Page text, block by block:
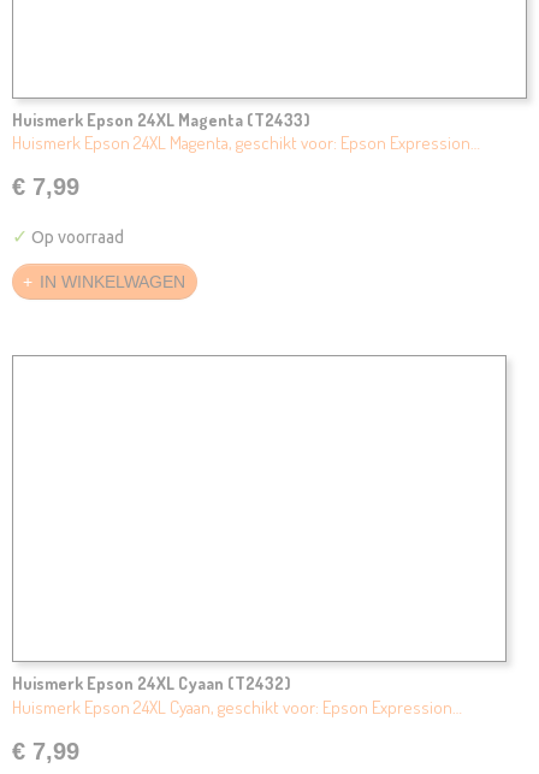
Huismerk Epson 24XL Magenta (T2433)
Huismerk Epson 24XL Magenta, geschikt voor: Epson Expression…
€ 7,99
✓ Op voorraad
IN WINKELWAGEN
Huismerk Epson 24XL Cyaan (T2432)
Huismerk Epson 24XL Cyaan, geschikt voor: Epson Expression…
€ 7,99